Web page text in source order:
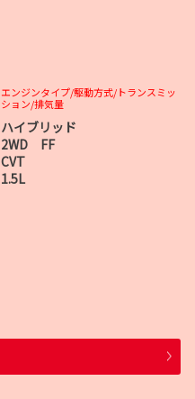
エンジンタイプ/駆動方式/トランスミッ
ション/排気量
ハイブリッド
2WD FF
CVT
1.5L